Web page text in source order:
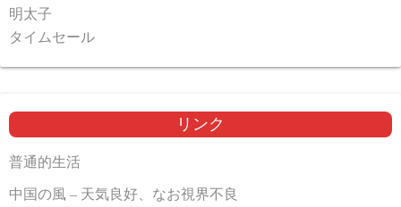
明太子
タイムセール
リンク
普通的生活
中国の風 – 天気良好、なお視界不良